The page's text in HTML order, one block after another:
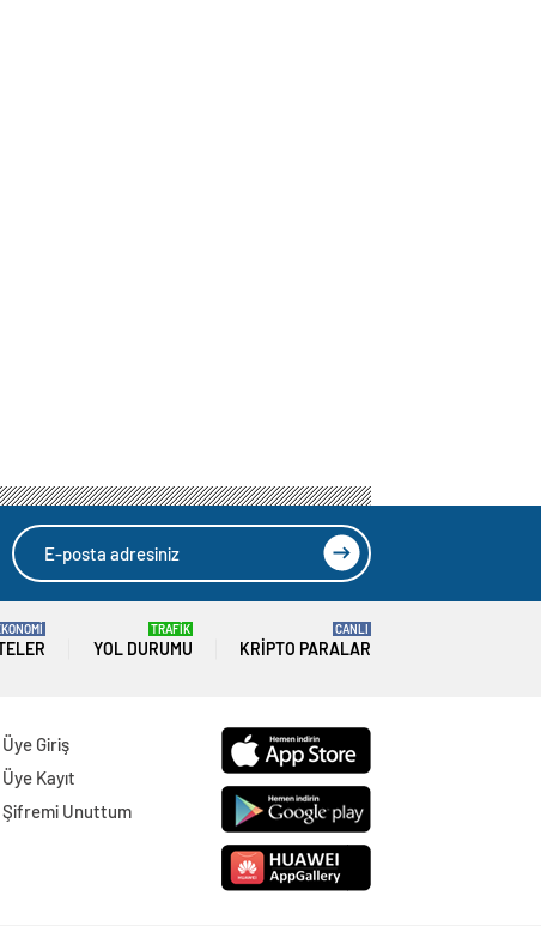
YOL DURUMU
TRAFİK
KRIPTO PARALAR
CANLI
Üye Giriş
Üye Kayıt
Şifremi Unuttum